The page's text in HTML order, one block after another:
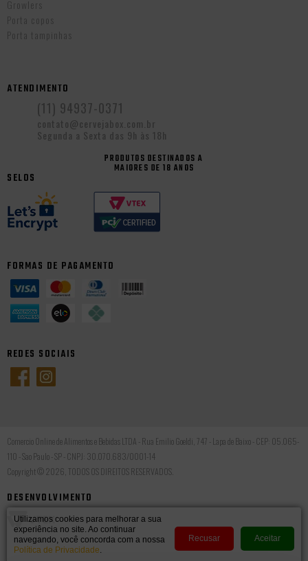
Growlers
Porta copos
Porta tampinhas
ATENDIMENTO
(11) 94937-0371
contato@cervejabox.com.br
Segunda a Sexta das 9h às 18h
PRODUTOS DESTINADOS A
MAIORES DE 18 ANOS
SELOS
FORMAS DE PAGAMENTO
REDES SOCIAIS
Comercio Online de Alimentos e Bebidas LTDA - Rua Emilio Goeldi, 747 - Lapa de Baixo - CEP: 05.065-
110 - Sao Paulo - SP - CNPJ: 30.070.683/0001-14
Copyright © 2026, TODOS OS DIREITOS RESERVADOS.
DESENVOLVIMENTO
Utilizamos cookies para melhorar a sua
experiência no site. Ao continuar
navegando, você concorda com a nossa
Política de Privacidade.
Recusar Aceitar